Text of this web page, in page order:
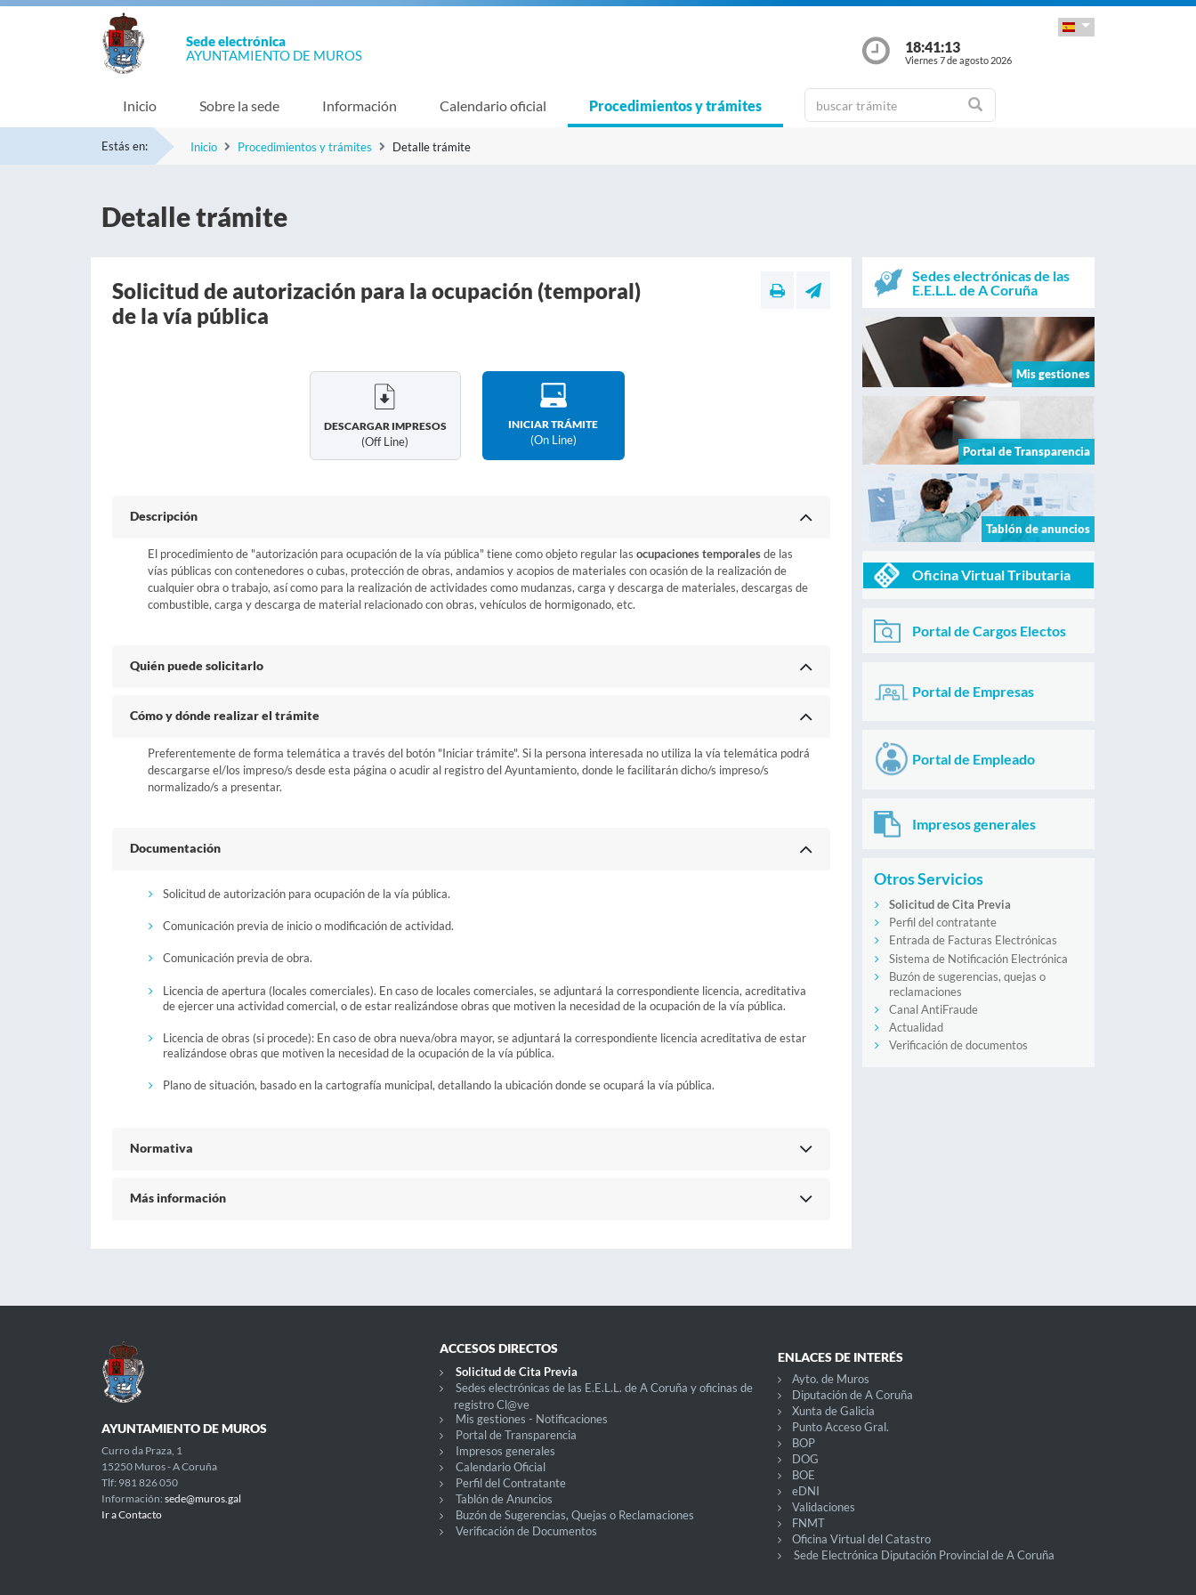
Sede electrónica
AYUNTAMIENTO DE MUROS
18:41:13
Viernes 7 de agosto 2026
Inicio Sobre la sede Información Calendario oficial Procedimientos y trámites
Estás en: Inicio Procedimientos y trámites Detalle trámite
Detalle trámite
Solicitud de autorización para la ocupación (temporal)
de la vía pública
DESCARGAR IMPRESOS
(off Line)
INICIAR TRÁMITE
(on Line)
Descripción
El procedimiento de "autorización para ocupación de la vía pública" tiene como objeto regular las ocupaciones temporalesde las
vías públicas con contenedores o cubas, protección de obras, andamios y acopios de materiales con ocasión de la realización de
cualquier obra o trabajo, así como para la realización de actividades como mudanzas, carga y descarga de materiales, descargas de
combustible, carga y descarga de material relacionado con obras, vehículos de hormigonado, etc.
Quién puede solicitarlo
Cómo y dónde realizar el trámite
Preferentemente de forma telemática a través del botón "Iniciar trámite". Si la persona interesada no utiliza la vía telemática podrá
descargarse el/los impreso/s desde esta página o acudir al registro del Ayuntamiento, donde le facilitarán dicho/s impreso/s
normalizado/s a presentar.
Documentación
Solicitud de autorización para ocupación de la vía pública.
Comunicación previa de inicio o modificación de actividad.
Comunicación previa de obra.
Licencia de apertura (locales comerciales). En caso de locales comerciales, se adjuntará la correspondiente licencia, acreditativa
de ejercer una actividad comercial, o de estar realizándose obras que motiven la necesidad de la ocupación de la vía pública.
Licencia de obras (si procede): En caso de obra nueva/obra mayor, se adjuntará la correspondiente licencia acreditativa de estar
realizándose obras que motiven la necesidad de la ocupación de la vía pública.
Plano de situación, basado en la cartografía municipal, detallando la ubicación donde se ocupará la vía pública.
Normativa
Más información
Sedes electrónicas de las
E.E.L.L. de A Coruña
Mis gestiones
Portal de Transparencia
Tablón de anuncios
Oficina Virtual Tributaria
Portal de Cargos Electos
Portal de Empresas
Portal de Empleado
Impresos generales
Otros Servicios
Solicitud de Cita Previa
Perfil del contratante
Entrada de Facturas Electrónicas
Sistema de Notificación Electrónica
Buzón de sugerencias, quejas o
reclamaciones
Canal AntiFraude
Actualidad
Verificación de documentos
AYUNTAMIENTO DE MUROS
Curro da Praza, 1
15250 Muros - A Coruña
Tlf: 981 826 050
Información: sede@muros.gal
Ir a Contacto
ACCESOS DIRECTOS
Solicitud de Cita Previa
Sedes electrónicas de las E.E.L.L. de A Coruña y oficinas de
registro Cl@ve
Mis gestiones - Notificaciones
Portal de Transparencia
Impresos generales
Calendario Oficial
Perfil del Contratante
Tablón de Anuncios
Buzón de Sugerencias, Quejas o Reclamaciones
Verificación de Documentos
ENLACES DE INTERÉS
Ayto. de Muros
Diputación de A Coruña
Xunta de Galicia
Punto Acceso Gral.
BOP
DOG
BOE
eDNI
Validaciones
FNMT
Oficina Virtual del Catastro
Sede Electrónica Diputación Provincial de A Coruña